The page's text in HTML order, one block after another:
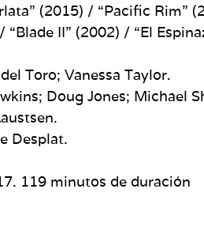
(2015) / “Pacific Rim”
“Blade II” (2002) / “El
Toro; Vanessa Taylor.
Doug Jones; Michael
Desplat.
119 minutos de duración